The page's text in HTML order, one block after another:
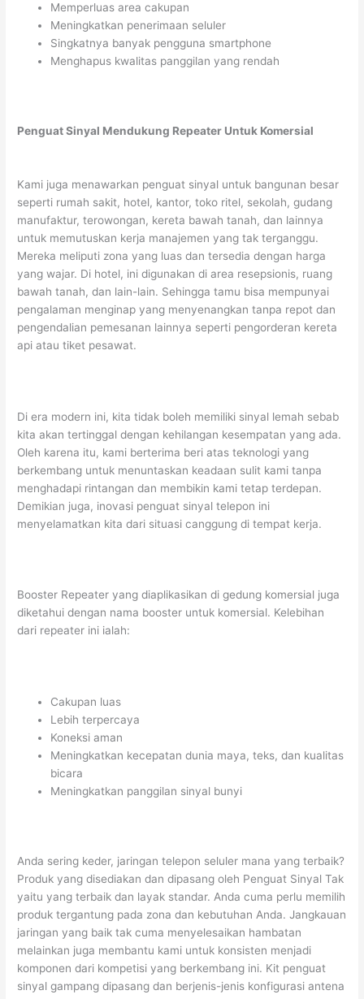
Memperluas area cakupan
Meningkatkan penerimaan seluler
Singkatnya banyak pengguna smartphone
Menghapus kwalitas panggilan yang rendah
Penguat Sinyal Mendukung Repeater Untuk Komersial
Kami juga menawarkan penguat sinyal untuk bangunan besar
seperti rumah sakit, hotel, kantor, toko ritel, sekolah, gudang
manufaktur, terowongan, kereta bawah tanah, dan lainnya
untuk memutuskan kerja manajemen yang tak terganggu.
Mereka meliputi zona yang luas dan tersedia dengan harga
yang wajar. Di hotel, ini digunakan di area resepsionis, ruang
bawah tanah, dan lain-lain. Sehingga tamu bisa mempunyai
pengalaman menginap yang menyenangkan tanpa repot dan
pengendalian pemesanan lainnya seperti pengorderan kereta
api atau tiket pesawat.
Di era modern ini, kita tidak boleh memiliki sinyal lemah sebab
kita akan tertinggal dengan kehilangan kesempatan yang ada.
Oleh karena itu, kami berterima beri atas teknologi yang
berkembang untuk menuntaskan keadaan sulit kami tanpa
menghadapi rintangan dan membikin kami tetap terdepan.
Demikian juga, inovasi penguat sinyal telepon ini
menyelamatkan kita dari situasi canggung di tempat kerja.
Booster Repeater yang diaplikasikan di gedung komersial juga
diketahui dengan nama booster untuk komersial. Kelebihan
dari repeater ini ialah:
Cakupan luas
Lebih terpercaya
Koneksi aman
Meningkatkan kecepatan dunia maya, teks, dan kualitas
bicara
Meningkatkan panggilan sinyal bunyi
Anda sering keder, jaringan telepon seluler mana yang terbaik?
Produk yang disediakan dan dipasang oleh Penguat Sinyal Tak
yaitu yang terbaik dan layak standar. Anda cuma perlu memilih
produk tergantung pada zona dan kebutuhan Anda. Jangkauan
jaringan yang baik tak cuma menyelesaikan hambatan
melainkan juga membantu kami untuk konsisten menjadi
komponen dari kompetisi yang berkembang ini. Kit penguat
sinyal gampang dipasang dan berjenis-jenis konfigurasi antena